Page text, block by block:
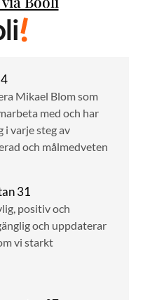
Mikael Blom som
med och har
i varje steg av
och målmedveten
31
positiv och
och uppdaterar
vi starkt